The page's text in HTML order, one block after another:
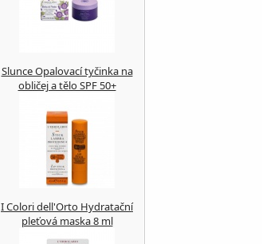
Slunce Opalovací tyčinka na
obličej a tělo SPF 50+
I Colori dell'Orto Hydratační
pleťová maska 8 ml